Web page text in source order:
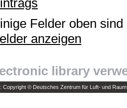
Felder oben
anzeigen
library
Copyright © Deutsches Zentrum für Luft- und